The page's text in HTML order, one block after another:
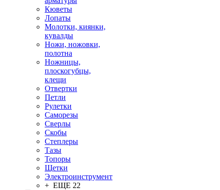
Кюветы
Лопаты
Молотки, киянки,
кувалды
Ножи, ножовки,
полотна
Ножницы,
плоскогубцы,
клещи
Отвертки
Петли
Рулетки
Саморезы
Сверлы
Скобы
Степлеры
Тазы
Топоры
Щетки
Электроинструмент
+ ЕЩЕ 22